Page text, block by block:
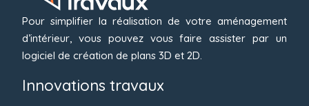
Pour simplifier la réalisation de votre aménagement
d’intérieur, vous pouvez vous faire assister par un
logiciel de création de plans 3D et 2D.
Innovations travaux